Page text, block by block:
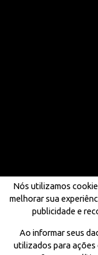
Nós utilizamos
melhorar sua
publicidade e
Ao informar seus
utilizados para ações